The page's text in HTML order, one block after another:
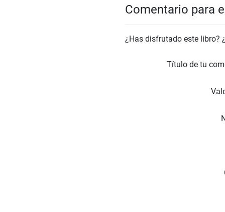
Comentario para
¿Has disfrutado este libro?
Título de tu